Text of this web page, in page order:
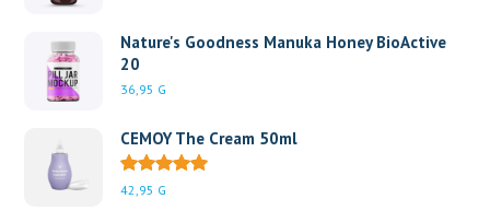
Nature's Goodness Manuka Honey BioActive
20
36,95 G
CEMOY The Cream 50ml
42,95 G